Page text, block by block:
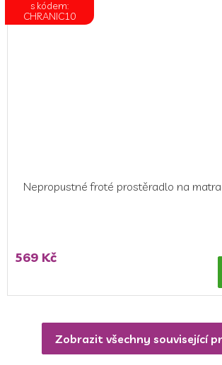
s kódem:
CHRANIC10
Nepropustné froté prostěradlo na
hodnocení
produktu
5,0
hvězdiček.
569 Kč
Zobrazit všechny související